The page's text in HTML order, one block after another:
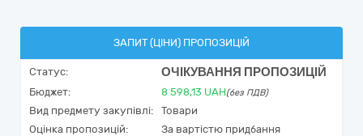
ЗАПИТ (ЦІНИ) ПРОПОЗИЦІЙ
Статус: ОЧІКУВАННЯ ПРОПОЗИЦІЙ
Бюджет: 8 598,13 UAH(без ПДВ)
Вид предмету закупівлі:
Товари
Оцінка пропозицій:
За вартістю придбання